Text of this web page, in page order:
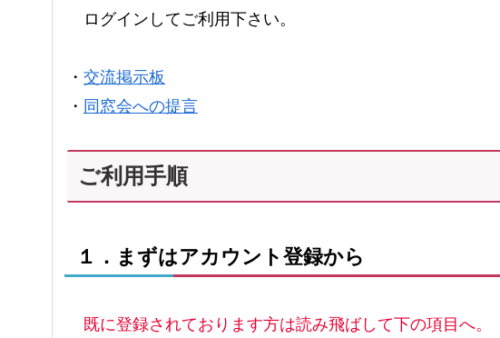
ログインしてご利用下さい。
・ 交流掲示板
・ 同窓会への提言
ご利用手順
１．まずはアカウント登録から
既に登録されております方は読み飛ばして下の項目へ。